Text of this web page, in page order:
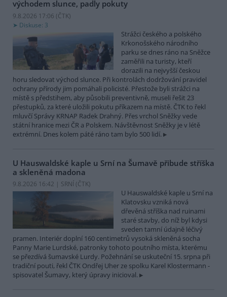
východem slunce, padly pokuty
9.8.2026 17:06 (ČTK)
Diskuse: 3
Strážci českého a polského
Krkonošského národního
parku se dnes ráno na Sněžce
zaměřili na turisty, kteří
dorazili na nejvyšší českou
horu sledovat východ slunce. Při kontrolách dodržování pravidel
ochrany přírody jim pomáhali policisté. Přestože byli strážci na
místě s předstihem, aby působili preventivně, museli řešit 23
přestupků, za které uložili pokutu příkazem na místě. ČTK to řekl
mluvčí Správy KRNAP Radek Drahný. Přes vrchol Sněžky vede
státní hranice mezi ČR a Polskem. Návštěvnost Sněžky je v létě
extrémní. Dnes kolem páté ráno tam bylo 500 lidí.
U Hauswaldské kaple u Srní na Šumavě přibude stříška
a skleněná madona
9.8.2026 16:42 | SRNÍ (ČTK)
U Hauswaldské kaple u Srní na
Klatovsku vzniká nová
dřevěná stříška nad ruinami
staré stavby, do níž byl kdysi
sveden tamní údajně léčivý
pramen. Interiér doplní 160 centimetrů vysoká skleněná socha
Panny Marie Lurdské, patronky tohoto poutního místa, kterému
se přezdívá šumavské Lurdy. Požehnání se uskuteční 15. srpna při
tradiční pouti, řekl ČTK Ondřej Uher ze spolku Karel Klostermann -
spisovatel Šumavy, který úpravy inicioval.